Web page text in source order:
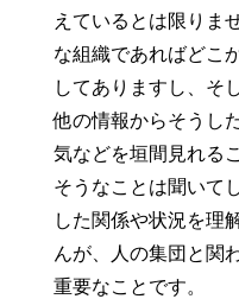
えているとは限りま
な組織であればどこ
してありますし、そ
他の情報からそうし
気などを垣間見れる
そうなことは聞いて
した関係や状況を理
んが、人の集団と関
重要なことです。